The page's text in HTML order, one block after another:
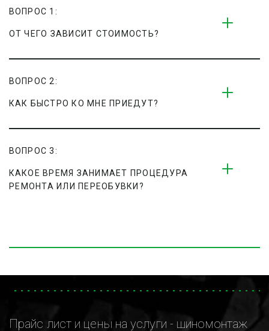
ВОПРОС 1:
ОТ ЧЕГО ЗАВИСИТ СТОИМОСТЬ?
ВОПРОС 2:
КАК БЫСТРО КО МНЕ ПРИЕДУТ?
ВОПРОС 3:
КАКОЕ ВРЕМЯ ЗАНИМАЕТ ПРОЦЕДУРА
РЕМОНТА ИЛИ ПЕРЕОБУВКИ?
Прайс лист и цены на услуги - шиномонтаж